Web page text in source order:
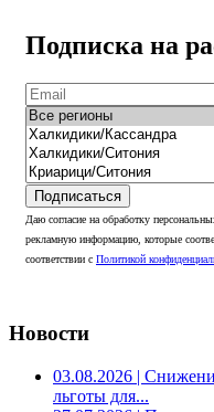
Подписка на
Подписаться
Даю согласие на обработку
рекламную информацию, которые
соответствии с Политикой
Новости
03.08.2026 |
льготы для...